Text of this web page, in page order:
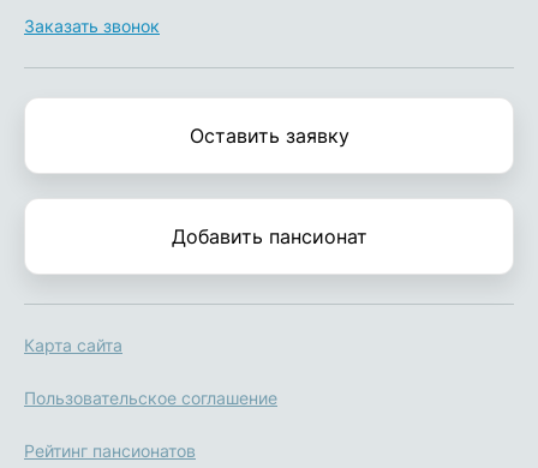
Заказать звонок
Оставить заявку
Добавить пансионат
Карта сайта
Пользовательское соглашение
Рейтинг пансионатов